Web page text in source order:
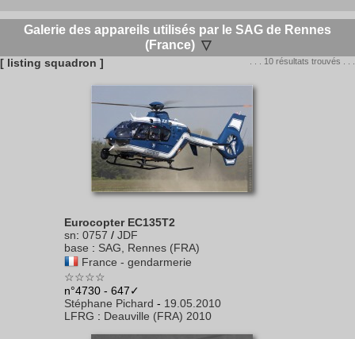
Galerie des appareils utilisés par le SAG de Rennes
(France)▽
[ listing squadron ] . . . 10 résultats trouvés . . .
Eurocopter EC135T2
sn: 0757 / JDF
base : SAG, Rennes (FRA)
France - gendarmerie
☆☆☆☆
n°4730 - 647✓
Stéphane Pichard - 19.05.2010
LFRG : Deauville (FRA) 2010